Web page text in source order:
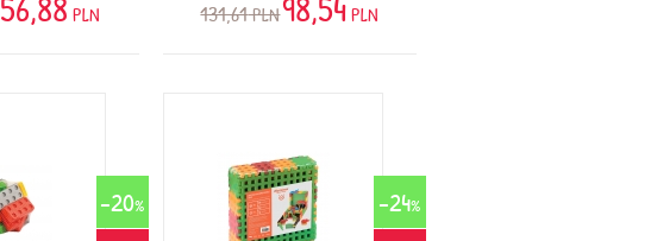
PLN
131,61PLN PLN
-20% -24%